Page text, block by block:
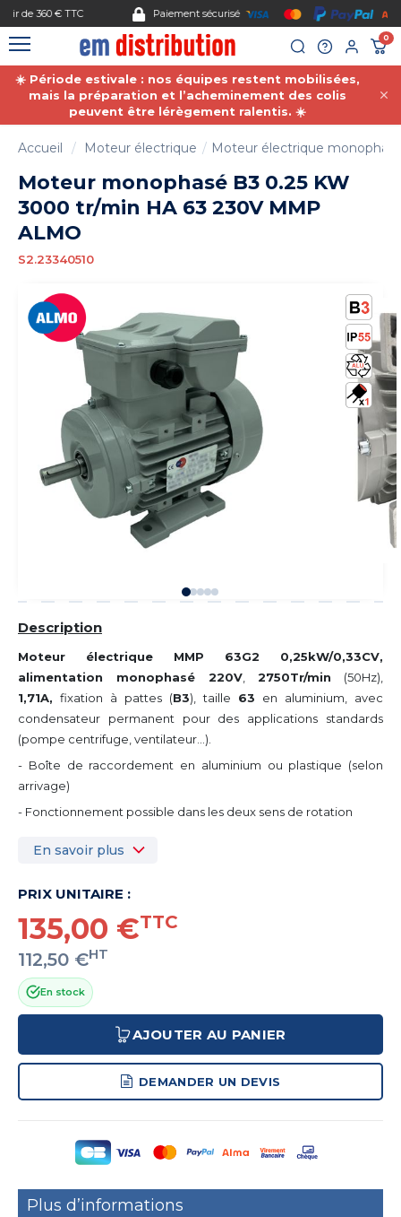
Paiement sécurisé
0
☀️ Période estivale : nos équipes restent mobilisées,
mais la préparation et l’acheminement des colis
peuvent être lérègement ralentis. ☀️
Accueil Moteur électrique Moteur électrique
Moteur monophasé B3 0.25 KW
3000 tr/min HA 63 230V MMP
ALMO
S2.23340510
Description
Moteur électrique MMP 63G2 0,25kW/0,33CV,
alimentation monophasé 220V
2750Tr/min (50Hz),
1,71A, fixation à pattes (B3), taille 63 en aluminium, avec
condensateur permanent pour des applications standards
(pompe centrifuge, ventilateur...).
- Boîte de raccordement en aluminium ou plastique (selon
arrivage)
- Fonctionnement possible dans les deux sens de rotation
En savoir plus
PRIX UNITAIRE :
135,00 €TTC
112,50 €HT
En stock
AJOUTER AU PANIER
DEMANDER UN DEVIS
Plus d’informations
Gestion des cookies